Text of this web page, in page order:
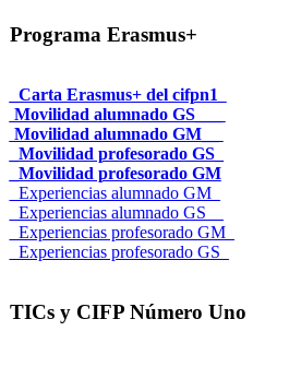
Programa Erasmus+
_Carta Erasmus+ del cifpn1
Movilidad alumnado GS___
Movilidad alumnado GM__
_Movilidad profesorado GS_
_Movilidad profesorado GM
_Experiencias alumnado GM_
_Experiencias alumnado GS__
_Experiencias profesorado GM_
_Experiencias profesorado GS_
TICs y CIFP Número Uno